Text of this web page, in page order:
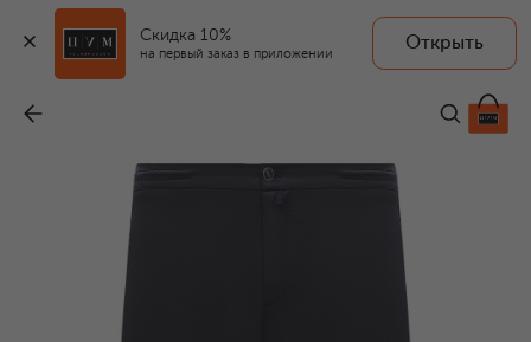
Скидка 10%
на первый заказ в приложении
Открыть
93 300 ₽